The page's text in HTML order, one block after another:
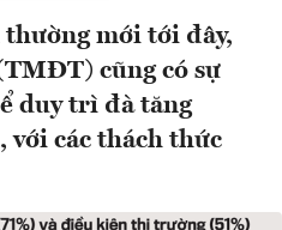
mới tới đây,
cũng có sự
duy trì đà tăng
các thách thức